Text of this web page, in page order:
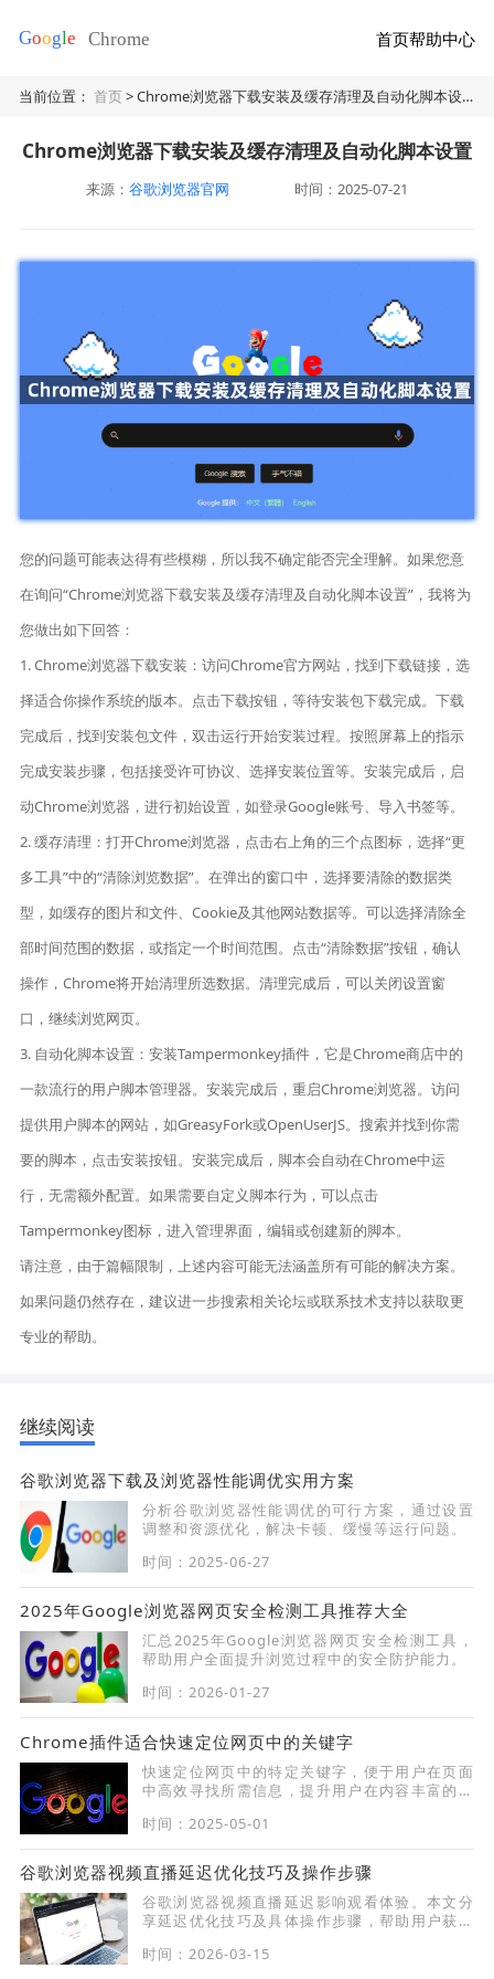
首页帮助中心
当前位置：首页> Chrome浏览器下载安装及缓存清理及自动化脚本设置
Chrome浏览器下载安装及缓存清理及自动化脚本设置
来源： 谷歌浏览器官网 时间：2025-07-21
您的问题可能表达得有些模糊，所以我不确定能否完全理解。如果您意
在询问“Chrome浏览器下载安装及缓存清理及自动化脚本设置”，我将为
您做出如下回答：
1. Chrome浏览器下载安装：访问Chrome官方网站，找到下载链接，选
择适合你操作系统的版本。点击下载按钮，等待安装包下载完成。下载
完成后，找到安装包文件，双击运行开始安装过程。按照屏幕上的指示
完成安装步骤，包括接受许可协议、选择安装位置等。安装完成后，启
动Chrome浏览器，进行初始设置，如登录Google账号、导入书签等。
2. 缓存清理：打开Chrome浏览器，点击右上角的三个点图标，选择“更
多工具”中的“清除浏览数据”。在弹出的窗口中，选择要清除的数据类
型，如缓存的图片和文件、Cookie及其他网站数据等。可以选择清除全
部时间范围的数据，或指定一个时间范围。点击“清除数据”按钮，确认
操作，Chrome将开始清理所选数据。清理完成后，可以关闭设置窗
口，继续浏览网页。
3. 自动化脚本设置：安装Tampermonkey插件，它是Chrome商店中的
一款流行的用户脚本管理器。安装完成后，重启Chrome浏览器。访问
提供用户脚本的网站，如GreasyFork或OpenUserJS。搜索并找到你需
要的脚本，点击安装按钮。安装完成后，脚本会自动在Chrome中运
行，无需额外配置。如果需要自定义脚本行为，可以点击
Tampermonkey图标，进入管理界面，编辑或创建新的脚本。
请注意，由于篇幅限制，上述内容可能无法涵盖所有可能的解决方案。
如果问题仍然存在，建议进一步搜索相关论坛或联系技术支持以获取更
专业的帮助。
继续阅读
谷歌浏览器下载及浏览器性能调优实用方案
分析谷歌浏览器性能调优的可行方案，通过设置
调整和资源优化，解决卡顿、缓慢等运行问题。
时间：2025-06-27
2025年Google浏览器网页安全检测工具推荐大全
汇总2025年Google浏览器网页安全检测工具，
帮助用户全面提升浏览过程中的安全防护能力。
时间：2026-01-27
Chrome插件适合快速定位网页中的关键字
快速定位网页中的特定关键字，便于用户在页面
中高效寻找所需信息，提升用户在内容丰富的页
时间：2025-05-01
谷歌浏览器视频直播延迟优化技巧及操作步骤
谷歌浏览器视频直播延迟影响观看体验。本文分
享延迟优化技巧及具体操作步骤，帮助用户获得
时间：2026-03-15